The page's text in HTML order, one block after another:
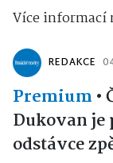
Více informací
REDAKCE
Premium •
Dukovan je
odstávce